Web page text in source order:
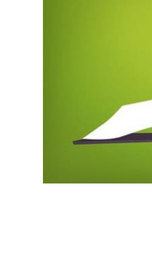
szeretne ezen a területen,
Mint minden téren,itt is
területek elismerése és
elismerése az életünkben.
téren kicsit már elszakadt
EszenciaCentrum nem.
helyzetben voltam,hogy itt
terapeutaként, és szívből
Péter a mai napig támogatja
rugalmas „tanító” és a
teljesen, magas szakmai
A képzések maximálisan
otthonról tanuljunk, amikor